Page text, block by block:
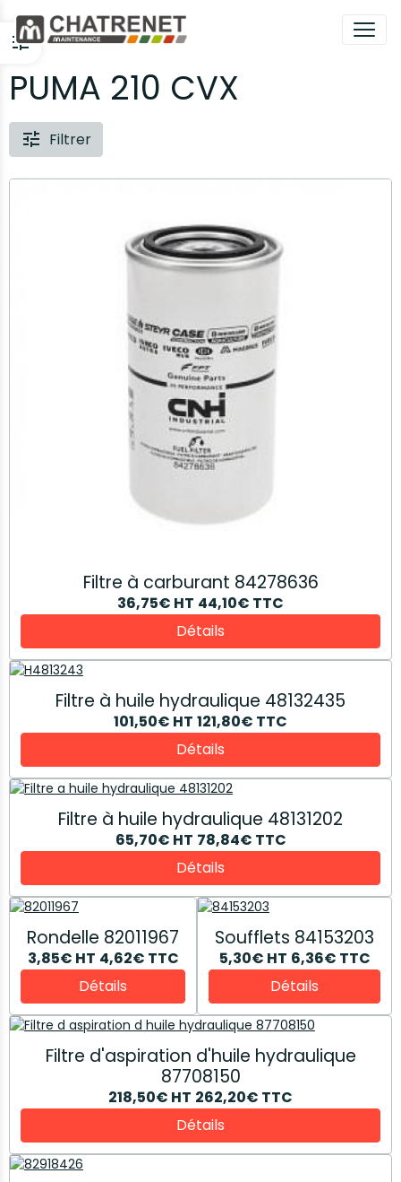
PUMA 210 CVX
Filtrer
Filtre à carburant 84278636
36,75€ HT 44,10€ TTC
Détails
Filtre à huile hydraulique 48132435
101,50€ HT 121,80€ TTC
Détails
Filtre à huile hydraulique 48131202
65,70€ HT 78,84€ TTC
Détails
Rondelle 82011967
3,85€ HT 4,62€ TTC
Détails
Soufflets 84153203
5,30€ HT 6,36€ TTC
Détails
Filtre d'aspiration d'huile hydraulique
87708150
218,50€ HT 262,20€ TTC
Détails